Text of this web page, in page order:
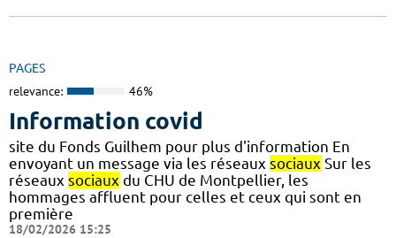
PAGES
relevance: 46%
Information covid
site du Fonds Guilhem pour plus d'information En
envoyant un message via les réseaux sociaux Sur les
réseaux sociaux du CHU de Montpellier, les
hommages affluent pour celles et ceux qui sont en
première
18/02/2026 15:25